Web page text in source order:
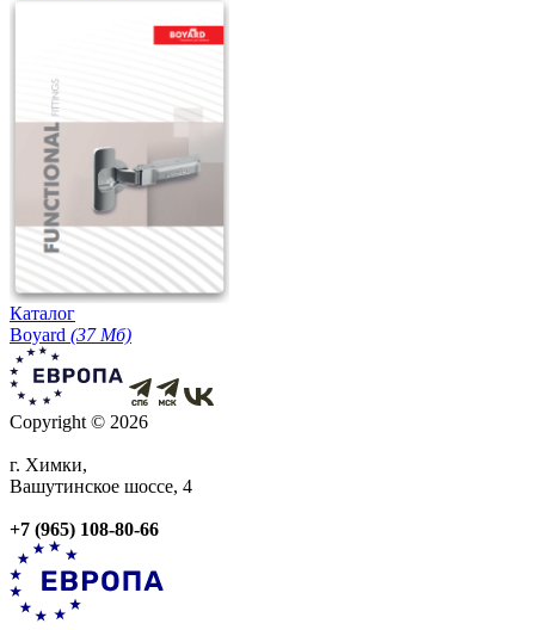
Каталог
Boyard (37 Мб)
Copyright © 2026
г. Химки,
Вашутинское шоссе, 4
+7 (965) 108-80-66